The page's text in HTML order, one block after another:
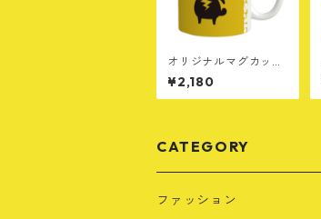
オリジナルマグカップ
［A］
¥2,180
CATEGORY
ファッション